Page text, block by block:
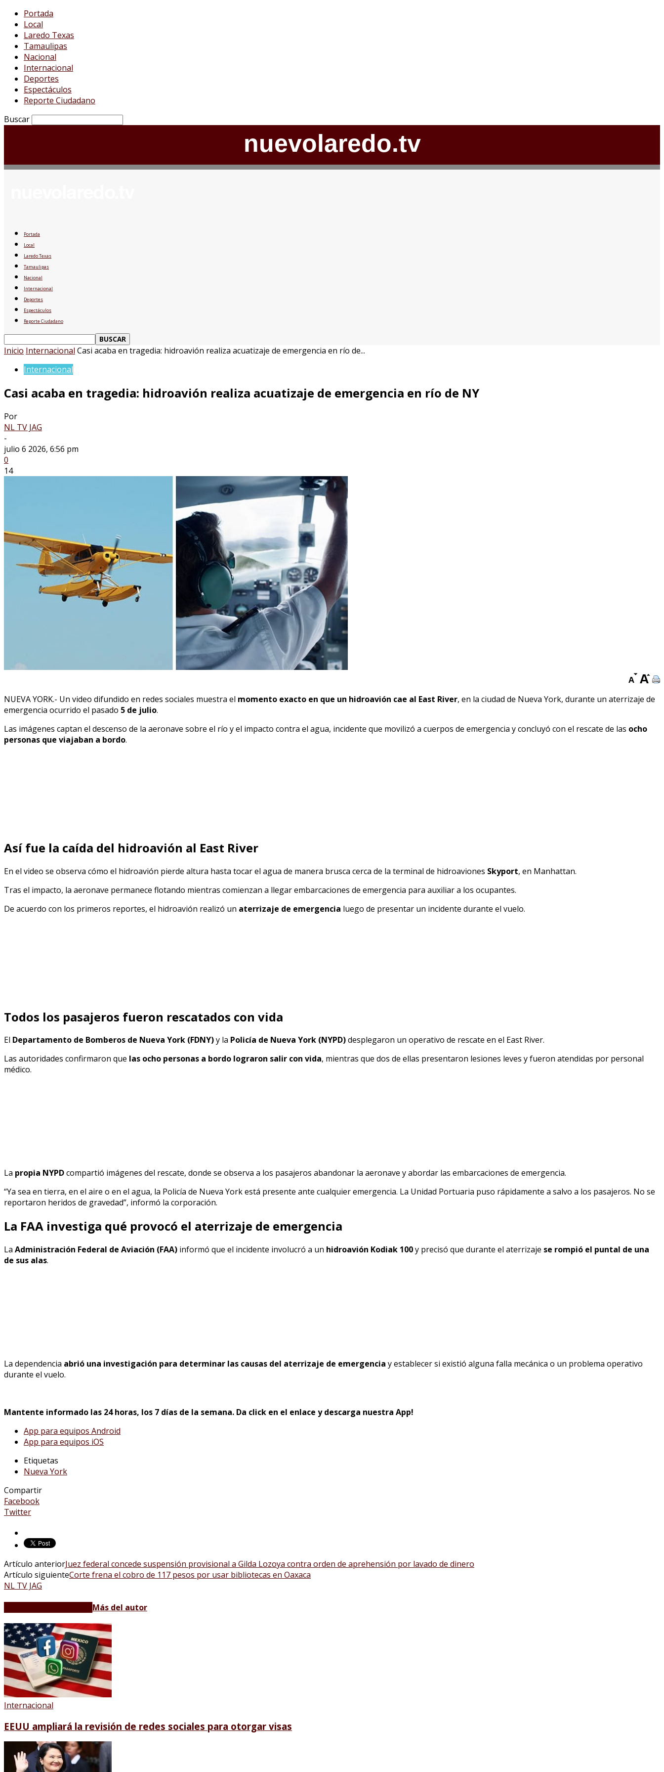
Portada
Local
Laredo Texas
Tamaulipas
Nacional
Internacional
Deportes
Espectáculos
Reporte Ciudadano
Buscar
nuevolaredo.tv
Portada
Local
Laredo Texas
Tamaulipas
Nacional
Internacional
Deportes
Espectáculos
Reporte Ciudadano
Inicio Internacional Casi acaba en tragedia: hidroavión realiza acuatizaje de emergencia en río de...
Internacional
Casi acaba en tragedia: hidroavión realiza acuatizaje de emergencia en río de NY
Por
NL TV JAG
-
julio 6 2026, 6:56 pm
0
14
NUEVA YORK.- Un video difundido en redes sociales muestra el momento exacto en que un hidroavión cae al East River, en la ciudad de Nueva York, durante un aterrizaje de
emergencia ocurrido el pasado 5 de julio.
Las imágenes captan el descenso de la aeronave sobre el río y el impacto contra el agua, incidente que movilizó a cuerpos de emergencia y concluyó con el rescate de las ocho
personas que viajaban a bordo.
Así fue la caída del hidroavión al East River
En el video se observa cómo el hidroavión pierde altura hasta tocar el agua de manera brusca cerca de la terminal de hidroaviones Skyport, en Manhattan.
Tras el impacto, la aeronave permanece flotando mientras comienzan a llegar embarcaciones de emergencia para auxiliar a los ocupantes.
De acuerdo con los primeros reportes, el hidroavión realizó un aterrizaje de emergencia luego de presentar un incidente durante el vuelo.
Todos los pasajeros fueron rescatados con vida
El Departamento de Bomberos de Nueva York (FDNY)y la Policía de Nueva York (NYPD)desplegaron un operativo de rescate en el East River.
Las autoridades confirmaron que las ocho personas a bordo lograron salir con vida, mientras que dos de ellas presentaron lesiones leves y fueron atendidas por personal
médico.
La propia NYPDcompartió imágenes del rescate, donde se observa a los pasajeros abandonar la aeronave y abordar las embarcaciones de emergencia.
“Ya sea en tierra, en el aire o en el agua, la Policía de Nueva York está presente ante cualquier emergencia. La Unidad Portuaria puso rápidamente a salvo a los pasajeros. No se
reportaron heridos de gravedad”, informó la corporación.
La FAA investiga qué provocó el aterrizaje de emergencia
La Administración Federal de Aviación (FAA) informó que el incidente involucró a un hidroavión Kodiak 100y precisó que durante el aterrizaje se rompió el puntal de una
de sus alas.
La dependencia abrió una investigación para determinar las causas del aterrizaje de emergencia y establecer si existió alguna falla mecánica o un problema operativo
durante el vuelo.
Mantente informado las 24 horas, los 7 días de la semana. Da click en el enlace y descarga nuestra App!
App para equipos Android
App para equipos iOS
Etiquetas
Nueva York
Compartir
Facebook
Twitter
Artículo anteriorJuez federal concede suspensión provisional a Gilda Lozoya contra orden de aprehensión por lavado de dinero
Artículo siguienteCorte frena el cobro de 117 pesos por usar bibliotecas en Oaxaca
NL TV JAG
Más del autor
Internacional
EEUU ampliará la revisión de redes sociales para otorgar visas